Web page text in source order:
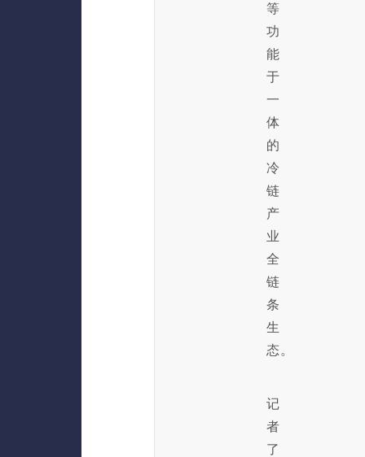
等
功
能
于
一
体
的
冷
链
产
业
全
链
条
生
态。
记
者
了